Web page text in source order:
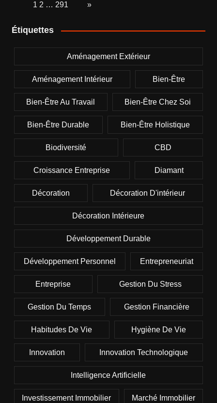
1 2 … 291 »
Étiquettes
Aménagement Extérieur
Aménagement Intérieur Bien-Être
Bien-Être Au Travail Bien-Être Chez Soi
Bien-Être Durable Bien-Être Holistique
Biodiversité CBD
Croissance Entreprise Diamant
Décoration Décoration D'intérieur
Décoration Intérieure
Développement Durable
Développement Personnel Entrepreneuriat
Entreprise Gestion Du Stress
Gestion Du Temps Gestion Financière
Habitudes De Vie Hygiène De Vie
Innovation Innovation Technologique
Intelligence Artificielle
Investissement Immobilier Marché Immobilier